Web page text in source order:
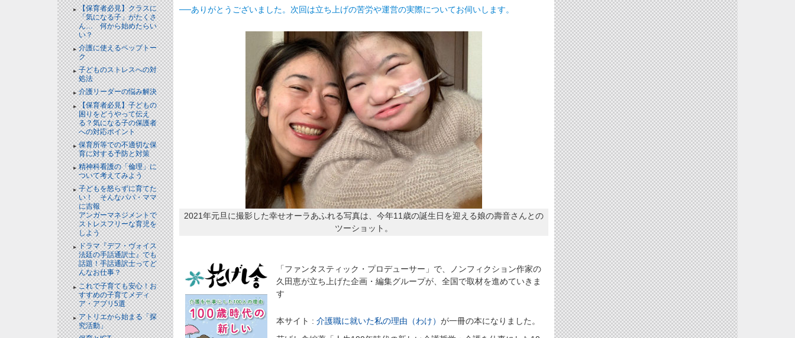
【保育者必見】クラスに
「気になる子」がたくさ
ん… 何から始めたらい
い？
介護に使えるペップトー
ク
子どものストレスへの対
処法
介護リーダーの悩み解決
【保育者必見】子どもの
困りをどうやって伝え
る？気になる子の保護者
への対応ポイント
保育所等での不適切な保
育に対する予防と対策
精神科看護の「倫理」に
ついて考えてみよう
子どもを怒らずに育てた
い！ そんなパパ・ママ
に吉報
アンガーマネジメントで
ストレスフリーな育児を
しよう
ドラマ『デフ・ヴォイス
法廷の手話通訳士』でも
話題！手話通訳士ってど
んなお仕事？
これで子育ても安心！お
すすめの子育てメディ
ア・アプリ5選
アトリエから始まる「探
究活動」
──ありがとうございました。次回は立ち上げの苦労や運営の実際についてお伺いします。
2021年元旦に撮影した幸せオーラあふれる写真は、今年11歳の誕生日を迎える娘の壽音さんとの
ツーショット。
「ファンタスティック・プロデューサー」で、ノンフィクション作家の
久田恵が立ち上げた企画・編集グループが、全国で取材を進めていきま
す
本サイト :介護職に就いた私の理由（わけ）が一冊の本になりました。